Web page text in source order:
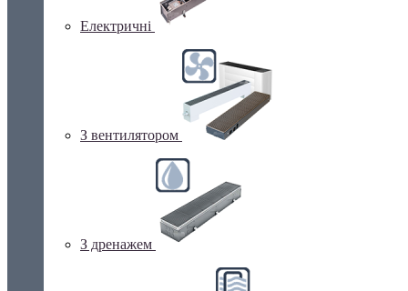
Електричні
З вентилятором
З дренажем